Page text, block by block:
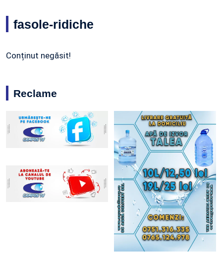
fasole-ridiche
Conținut negăsit!
Reclame